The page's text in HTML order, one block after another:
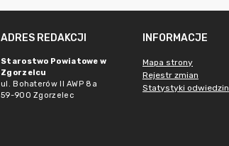
ADRES REDAKCJI
Starostwo Powiatowe w
Zgorzelcu
ul. Bohaterów II AWP 8a
59-900 Zgorzelec
INFORMACJE
Mapa strony
Rejestr zmian
Statystyki odwiedzin